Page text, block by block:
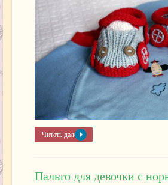
Читать далее »
Пальто для девочки с